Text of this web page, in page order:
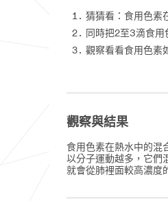
猜猜看：食用色素
同時把2至3滴食用
觀察看看食用色素
觀察與結果
食用色素在熱水中的混
以分子運動越多，它們
就會從肺裡面較高濃度